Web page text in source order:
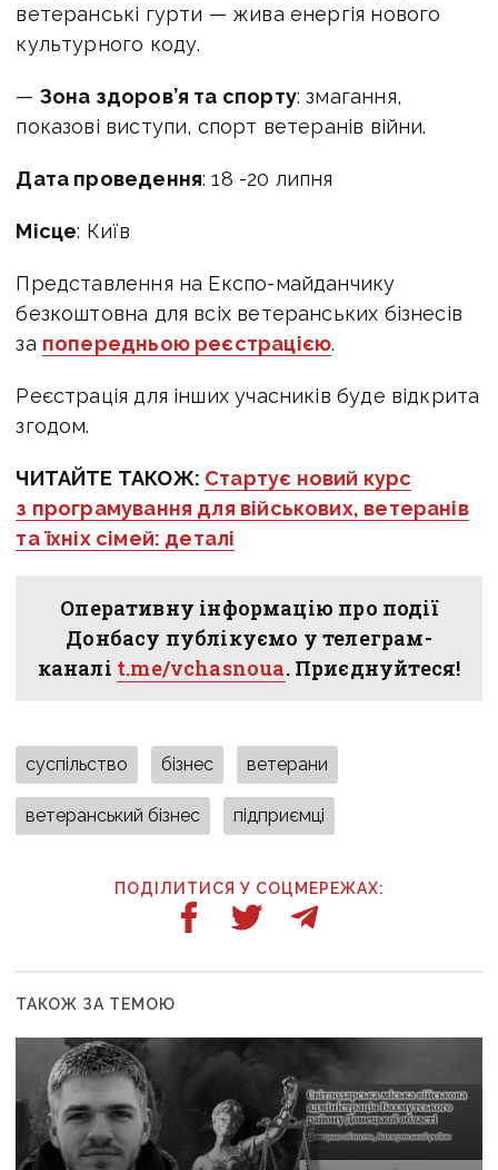
ветеранські гурти — жива енергія нового
культурного коду.
— Зона здоров’я та спорту: змагання,
показові виступи, спорт ветеранів війни.
Дата проведення: 18 -20 липня
Місце: Київ
Представлення на Експо-майданчику
безкоштовна для всіх ветеранських бізнесів
за попередньою реєстрацією.
Реєстрація для інших учасників буде відкрита
згодом.
ЧИТАЙТЕ ТАКОЖ: Стартує новий курс
з програмування для військових, ветеранів
та їхніх сімей: деталі
Оперативну інформацію про події
Донбасу публікуємо у телеграм-
каналі t.me/vchasnoua. Приєднуйтеся!
суспільство бізнес ветерани
ветеранський бізнес підприємці
ПОДІЛИТИСЯ У СОЦМЕРЕЖАХ:
ТАКОЖ ЗА ТЕМОЮ